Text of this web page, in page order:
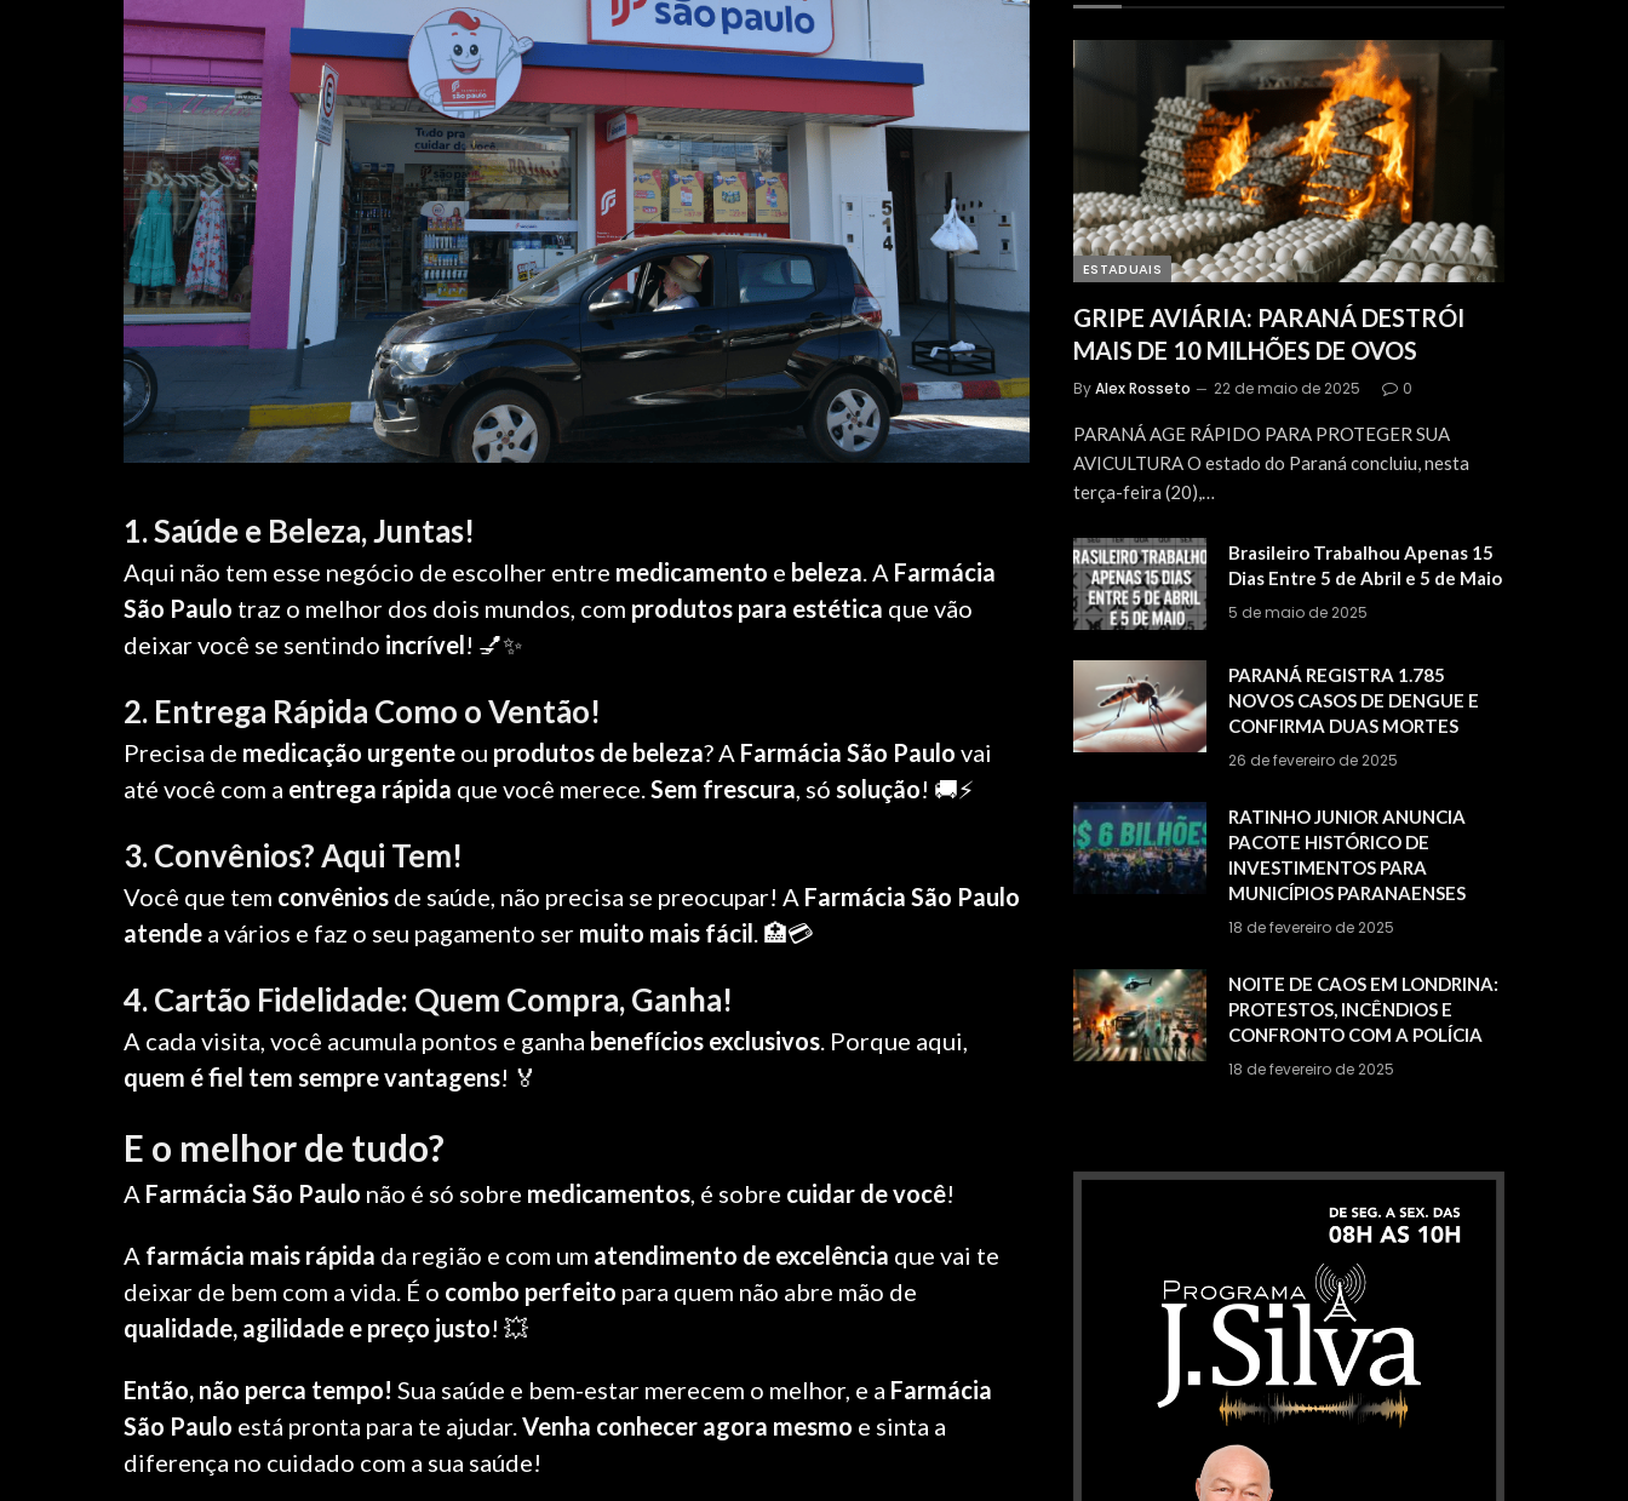
1. Saúde e Beleza, Juntas!
Aqui não tem esse negócio de escolher entre medicamento e beleza. A Farmácia
São Paulo traz o melhor dos dois mundos, com produtos para estética que vão
deixar você se sentindo incrível! 💅✨
2. Entrega Rápida Como o Ventão!
Precisa de medicação urgente ou produtos de beleza? A Farmácia São Paulo vai
até você com a entrega rápida que você merece.Sem frescura, só solução! 🚚⚡
3. Convênios? Aqui Tem!
Você que tem convênios de saúde, não precisa se preocupar! A Farmácia São Paulo
atende a vários e faz o seu pagamento ser muito mais fácil. 🏥💳
4. Cartão Fidelidade: Quem Compra, Ganha!
A cada visita, você acumula pontos e ganha benefícios exclusivos. Porque aqui,
quem é fiel tem sempre vantagens! 🏅
E o melhor de tudo?
A Farmácia São Paulo não é só sobre medicamentos, é sobre cuidar de você!
A farmácia mais rápida da região e com um atendimento de excelência que vai te
deixar de bem com a vida. É o combo perfeito para quem não abre mão de
qualidade, agilidade e preço justo! 💥
Então, não perca tempo! Sua saúde e bem-estar merecem o melhor, e a Farmácia
São Paulo está pronta para te ajudar.Venha conhecer agora mesmo e sinta a
diferença no cuidado com a sua saúde!
ESTADUAIS
GRIPE AVIÁRIA: PARANÁ DESTRÓI
MAIS DE 10 MILHÕES DE OVOS
ByAlex Rosseto 22 de maio de 2025 0
PARANÁ AGE RÁPIDO PARA PROTEGER SUA
AVICULTURA O estado do Paraná concluiu, nesta
terça-feira (20),…
Brasileiro Trabalhou Apenas 15
Dias Entre 5 de Abril e 5 de Maio
5 de maio de 2025
PARANÁ REGISTRA 1.785
NOVOS CASOS DE DENGUE E
CONFIRMA DUAS MORTES
26 de fevereiro de 2025
RATINHO JUNIOR ANUNCIA
PACOTE HISTÓRICO DE
INVESTIMENTOS PARA
MUNICÍPIOS PARANAENSES
18 de fevereiro de 2025
NOITE DE CAOS EM LONDRINA:
PROTESTOS, INCÊNDIOS E
CONFRONTO COM A POLÍCIA
18 de fevereiro de 2025